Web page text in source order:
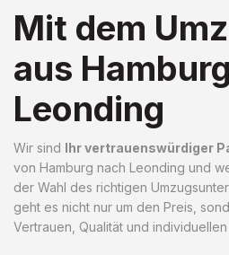
Mit dem
aus
Leonding
Wir sind Ihr vertrauenswürdiger
von Hamburg nach Leonding und
der Wahl des richtigen
geht es nicht nur um den Preis,
Vertrauen, Qualität und